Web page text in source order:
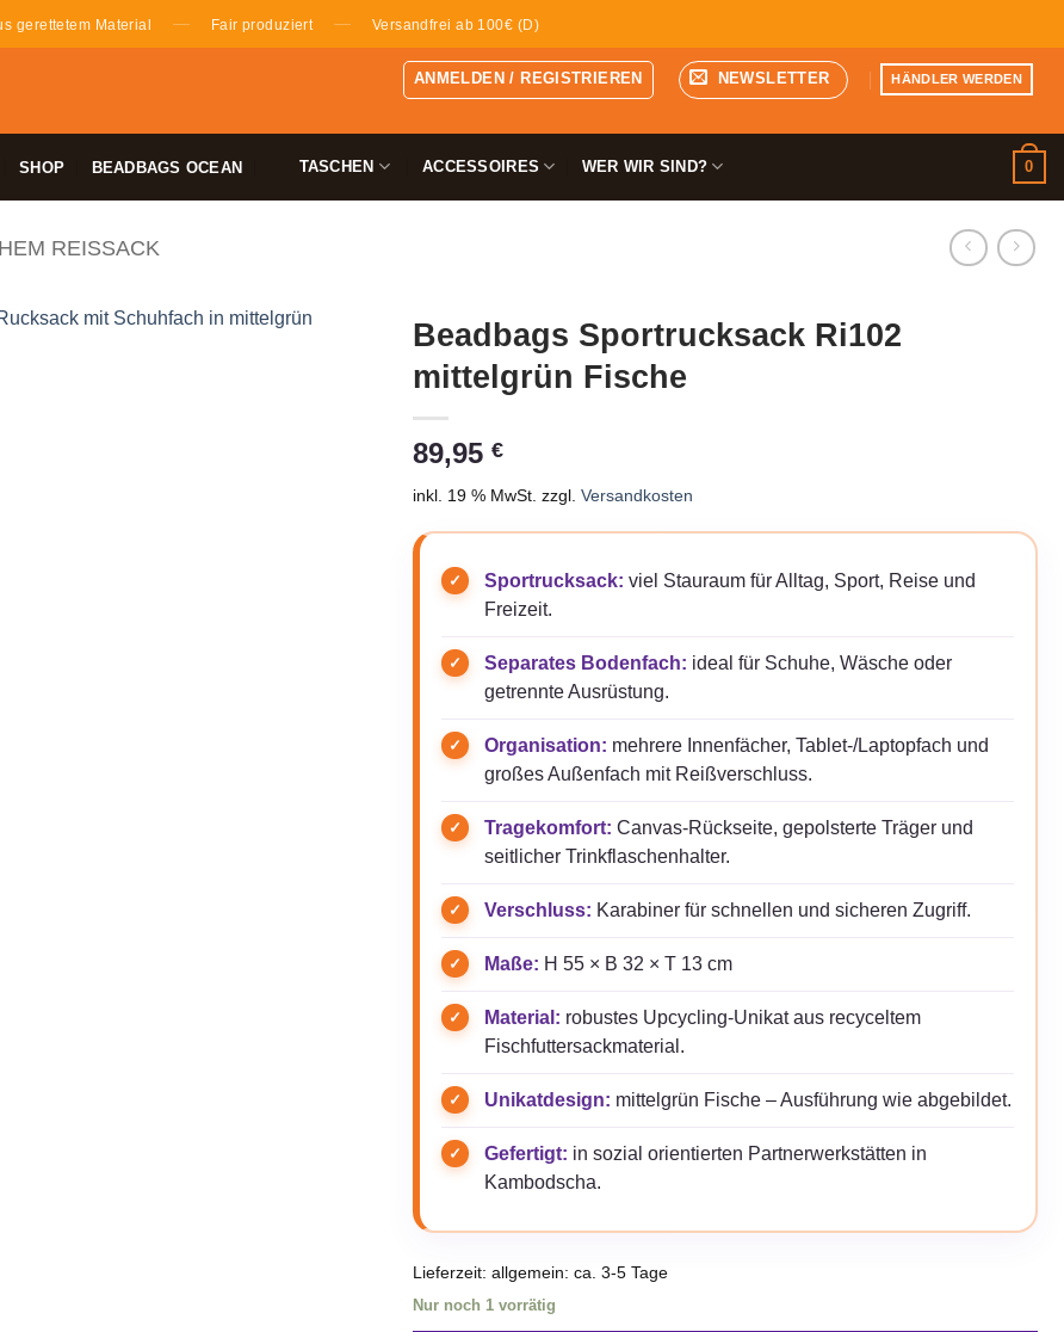
gerettetem Material — Fair produziert — Versandfrei ab 100€ (D)
ANMELDEN / REGISTRIEREN NEWSLETTER HÄNDLER WERDEN
SHOP BEADBAGS OCEAN TASCHEN ACCESSOIRES WER WIR SIND? 0
REISSACK
Beadbags Sportrucksack Ri102
mittelgrün Fische
89,95 €
inkl. 19 % MwSt. zzgl. Versandkosten
Sportrucksack: viel Stauraum für Alltag, Sport, Reise und
Freizeit.
Separates Bodenfach: ideal für Schuhe, Wäsche oder
getrennte Ausrüstung.
Organisation: mehrere Innenfächer, Tablet-/Laptopfach und
großes Außenfach mit Reißverschluss.
Tragekomfort: Canvas-Rückseite, gepolsterte Träger und
seitlicher Trinkflaschenhalter.
Verschluss: Karabiner für schnellen und sicheren Zugriff.
Maße: H 55 × B 32 × T 13 cm
Material: robustes Upcycling-Unikat aus recyceltem
Fischfuttersackmaterial.
Unikatdesign: mittelgrün Fische – Ausführung wie abgebildet.
Gefertigt: in sozial orientierten Partnerwerkstätten in
Kambodscha.
Lieferzeit: allgemein: ca. 3-5 Tage
Nur noch 1 vorrätig